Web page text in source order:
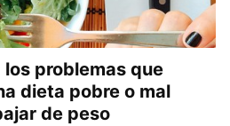
problemas que
dieta pobre o mal
de peso